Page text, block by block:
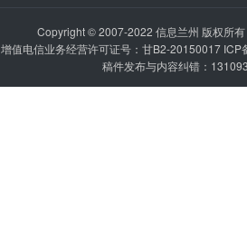
Copyright © 2007-2022 信息兰州 版权所
增值电信业务经营许可证号：甘B2-20150017 ICP
稿件发布与内容纠错：